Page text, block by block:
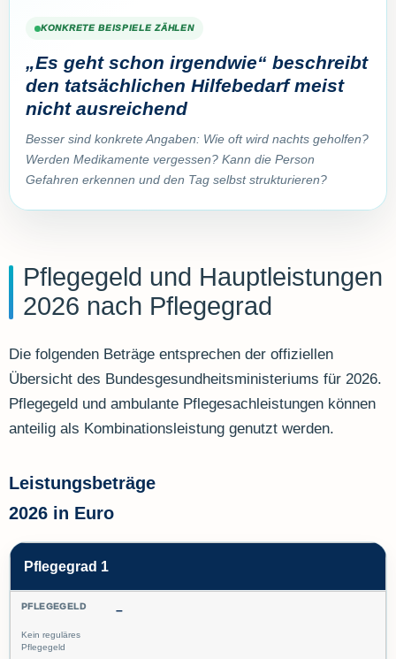
KONKRETE BEISPIELE ZÄHLEN
„Es geht schon irgendwie“ beschreibt
den tatsächlichen Hilfebedarf meist
nicht ausreichend
Besser sind konkrete Angaben: Wie oft wird nachts geholfen?
Werden Medikamente vergessen? Kann die Person
Gefahren erkennen und den Tag selbst strukturieren?
Pflegegeld und Hauptleistungen
2026 nach Pflegegrad
Die folgenden Beträge entsprechen der offiziellen
Übersicht des Bundesgesundheitsministeriums für 2026.
Pflegegeld und ambulante Pflegesachleistungen können
anteilig als Kombinationsleistung genutzt werden.
Leistungsbeträge
2026 in Euro
Pflegegrad 1
–
Kein reguläres
Pflegegeld